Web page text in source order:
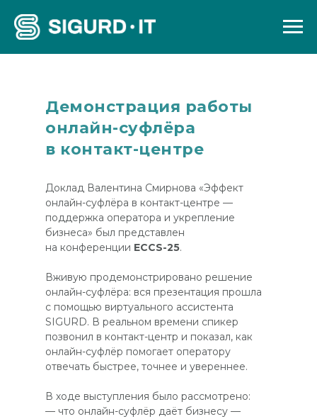
Демонстрация работы
онлайн-суфлёра
в контакт-центре
Доклад Валентина Смирнова «Эффект
онлайн-суфлёра в контакт-центре —
поддержка оператора и укрепление
бизнеса» был представлен
на конференции ECCS-25.
Вживую продемонстрировано решение
онлайн-суфлёра: вся презентация прошла
с помощью виртуального ассистента
SIGURD. В реальном времени спикер
позвонил в контакт-центр и показал, как
онлайн-суфлёр помогает оператору
отвечать быстрее, точнее и увереннее.
В ходе выступления было рассмотрено:
— что онлайн-суфлёр даёт бизнесу —